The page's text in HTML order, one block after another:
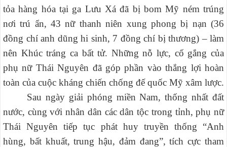
tỏa hàng hóa tại ga Lưu Xá đã bị bom Mỹ ném trúng
nơi trú ẩn, 43 nữ thanh niên xung phong bị nạn (36
đồng chí anh dũng hi sinh, 7 đồng chí bị thương) – làm
nên Khúc tráng ca bất tử. Những nỗ lực, cố gắng của
phụ nữ Thái Nguyên đã góp phần vào thắng lợi hoàn
toàn của cuộc kháng chiến chống đế quốc Mỹ xâm lược.
Sau ngày giải phóng miền Nam, thống nhất đất
nước, cùng với nhân dân các dân tộc trong tỉnh, phụ nữ
Thái Nguyên tiếp tục phát huy truyền thống “Anh
hùng, bất khuất, trung hậu, đảm đang”, tích cực tham